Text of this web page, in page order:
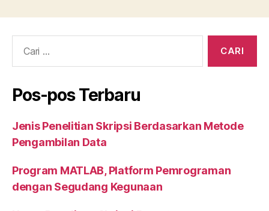
o
o
k
n p
Pos-pos Terbaru
Jenis Penelitian Skripsi Berdasarkan Metode
Pengambilan Data
Program MATLAB, Platform Pemrograman
dengan Segudang Kegunaan